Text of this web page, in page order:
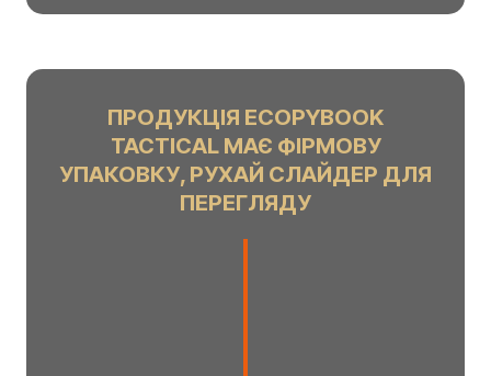
ПРОДУКЦІЯ ECOPYBOOK
TACTICAL МАЄ ФІРМОВУ
УПАКОВКУ, РУХАЙ СЛАЙДЕР ДЛЯ
ПЕРЕГЛЯДУ